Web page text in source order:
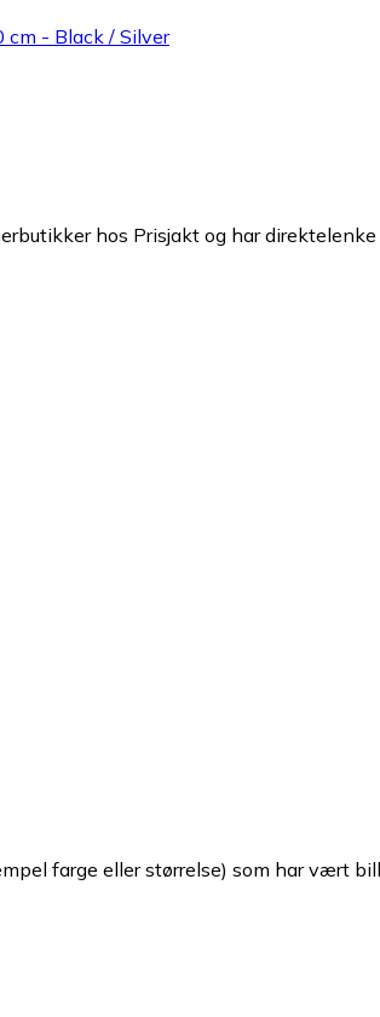
- Black / Silver
hos Prisjakt og har direktelenke
farge eller størrelse) som har vært